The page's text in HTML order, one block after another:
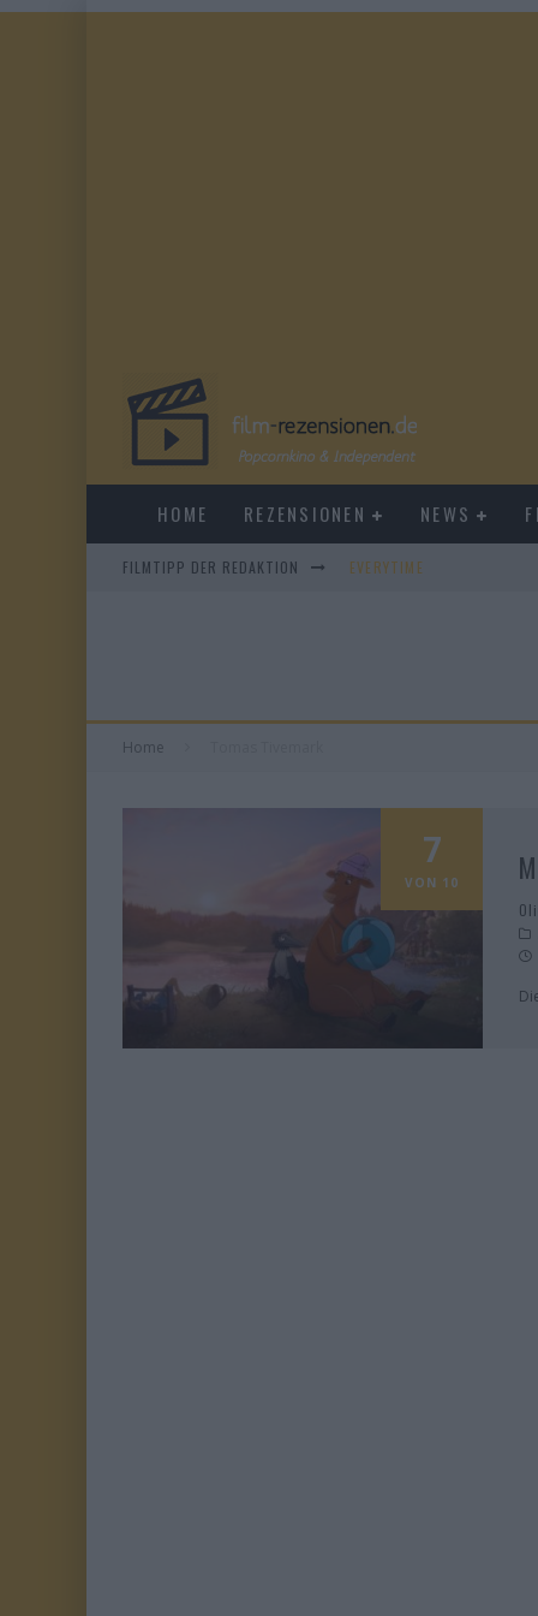
HOME REZENSIONEN NEWS
FILMTIPP DER REDAKTION EVERYTIME
Home
7
VON 10